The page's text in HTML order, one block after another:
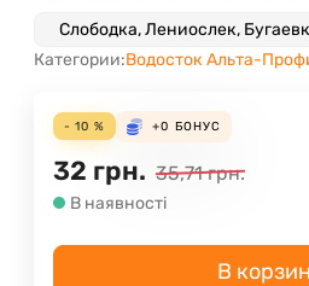
Категории:Водосток Альта-
- 10 % +0 БОНУС
32 грн. 35,71 грн.
В наявності
В